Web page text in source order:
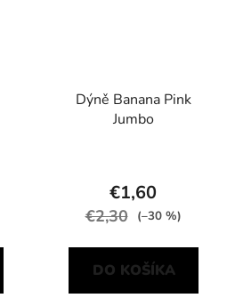
Dýně Banana Pink
Jumbo
€1,60
€2,30 (–30 %)
DO KOŠÍKA